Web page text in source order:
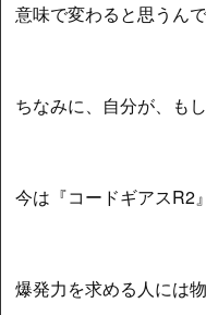
意味で変わると思うん
ちなみに、自分が、も
今は『コードギアスR2
爆発力を求める人には